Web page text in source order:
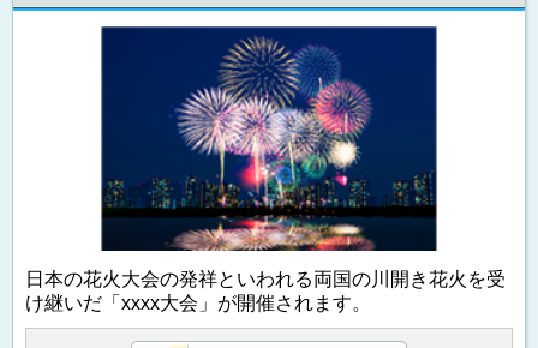
日本の花火大会の発祥といわれる両国の川開き花火を受
け継いだ「xxxx大会」が開催されます。